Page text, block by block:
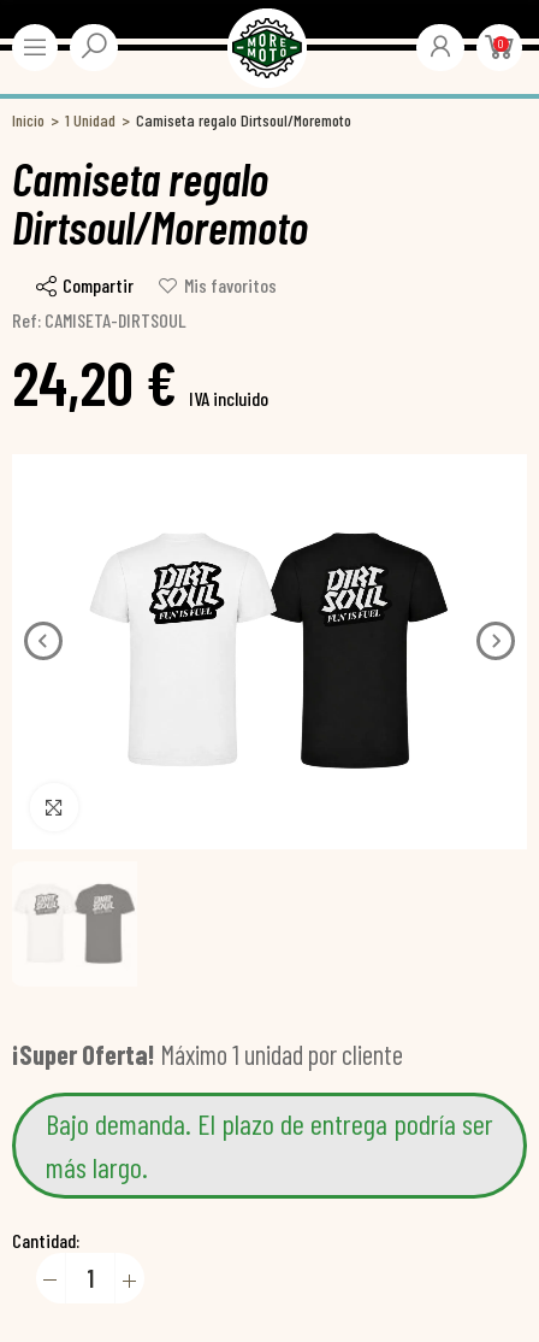
0
Inicio 1 Unidad Camiseta regalo Dirtsoul/Moremoto
Camiseta regalo
Dirtsoul/Moremoto
Compartir
Mis favoritos
Ref: CAMISETA-DIRTSOUL
24,20 € IVA incluido
¡Super Oferta! Máximo 1 unidad por cliente
Bajo demanda. El plazo de entrega podría ser
más largo.
Cantidad: